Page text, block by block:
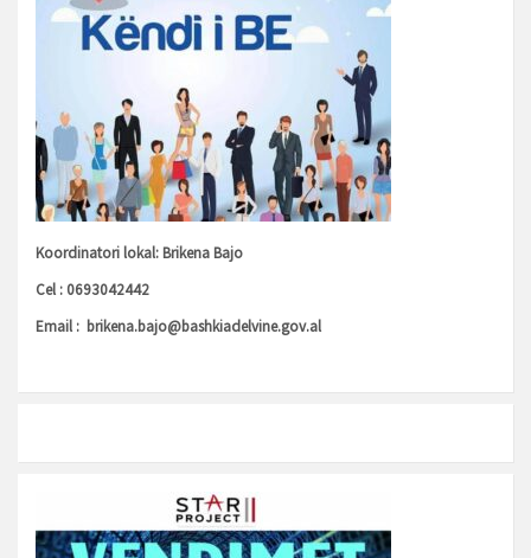
Koordinatori lokal: Brikena Bajo
Cel : 0693042442
Email : brikena.bajo@bashkiadelvine.gov.al